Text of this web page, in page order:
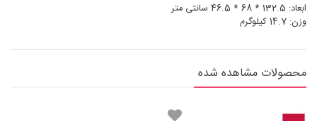
ابعاد: 132.5 * 68 * 46.5 سانتی متر
وزن: 14.7 کیلوگرم
محصولات مشاهده شده